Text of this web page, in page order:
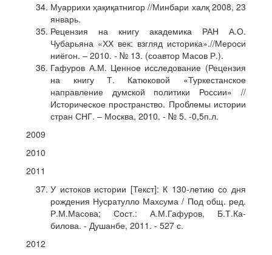
Муаррихи ҳақиқатнигор //Минбари халқ 2008, 23
январь.
Рецензия на книгу академика РАН А.О.
Чубарьяна «ХХ век: взгляд историка».//Мероси
ниёгон. – 2010. - № 13. (соавтор Масов Р.).
Гафуров А.М. Ценное исследование (Рецензия
на книгу Т. Катюковой «Туркестанское
направление думской политики России» //
Историческое пространство. Проблемы истории
стран СНГ. – Москва, 2010. - № 5. -0,5п.л.
2009
2010
2011
У истоков истории [Текст]: К 130-летию со дня
рождения Нусратулло Махсума / Под общ. ред.
Р.М.Масова; Сост.: А.М.Гафуров, Б.Т.Ка-
билова. - Душанбе, 2011. - 527 с.
2012